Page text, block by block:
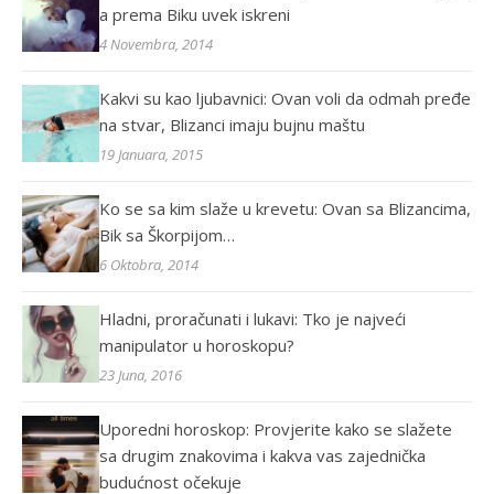
a prema Biku uvek iskreni
4 Novembra, 2014
Kakvi su kao ljubavnici: Ovan voli da odmah pređe
na stvar, Blizanci imaju bujnu maštu
19 Januara, 2015
Ko se sa kim slaže u krevetu: Ovan sa Blizancima,
Bik sa Škorpijom…
6 Oktobra, 2014
Hladni, proračunati i lukavi: Tko je najveći
manipulator u horoskopu?
23 Juna, 2016
Uporedni horoskop: Provjerite kako se slažete
sa drugim znakovima i kakva vas zajednička
budućnost očekuje